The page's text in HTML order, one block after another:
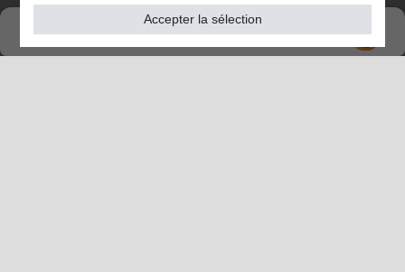
Accepter la sélection
SEHR GUT